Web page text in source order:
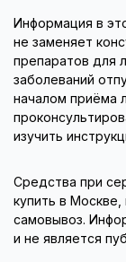
Информация в
не заменяет
препаратов для
заболеваний
началом приёма
изучить
Средства при
купить в Москве,
самовывоз.
и не является